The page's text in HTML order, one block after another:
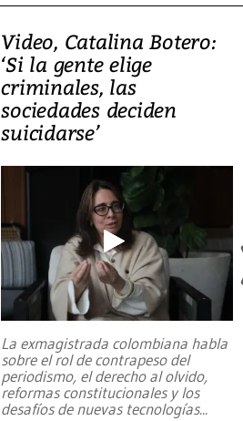
Video, Catalina Botero:
‘Si la gente elige
criminales, las
sociedades deciden
suicidarse’
La exmagistrada colombiana habla
sobre el rol de contrapeso del
periodismo, el derecho al olvido,
reformas constitucionales y los
desafíos de nuevas tecnologías...